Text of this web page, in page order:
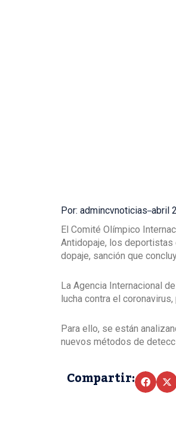
Por: admincvnoticias abril
El Comité Olímpico
Antidopaje, los
dopaje, sanción que
La Agencia Internacional
lucha contra el
Para ello, se están
nuevos métodos de
Compartir: